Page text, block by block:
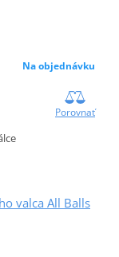
Na objednávku
Porovnať
valca All Balls